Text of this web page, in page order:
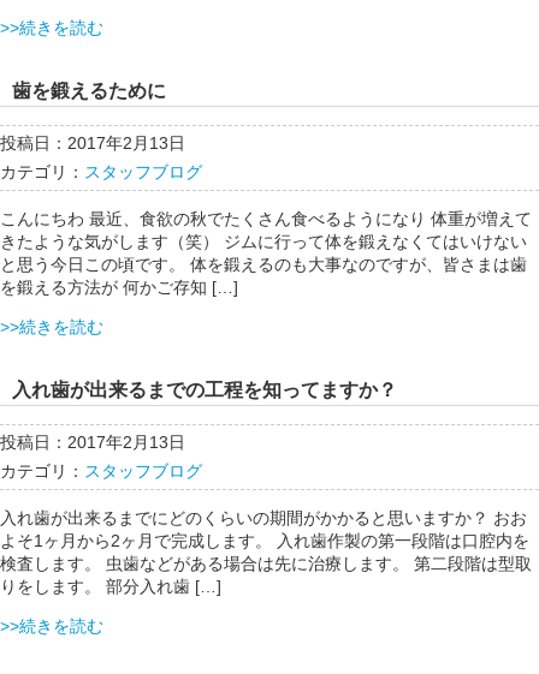
>>続きを読む
歯を鍛えるために
投稿日：2017年2月13日
カテゴリ： スタッフブログ
こんにちわ 最近、食欲の秋でたくさん食べるようになり 体重が増えて
きたような気がします（笑） ジムに行って体を鍛えなくてはいけない
と思う今日この頃です。 体を鍛えるのも大事なのですが、皆さまは歯
を鍛える方法が 何かご存知 […]
>>続きを読む
入れ歯が出来るまでの工程を知ってますか？
投稿日：2017年2月13日
カテゴリ： スタッフブログ
入れ歯が出来るまでにどのくらいの期間がかかると思いますか？ おお
よそ1ヶ月から2ヶ月で完成します。 入れ歯作製の第一段階は口腔内を
検査します。 虫歯などがある場合は先に治療します。 第二段階は型取
りをします。 部分入れ歯 […]
>>続きを読む